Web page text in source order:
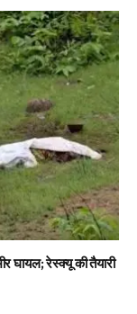
घायल; रेस्क्यू की तैयारी